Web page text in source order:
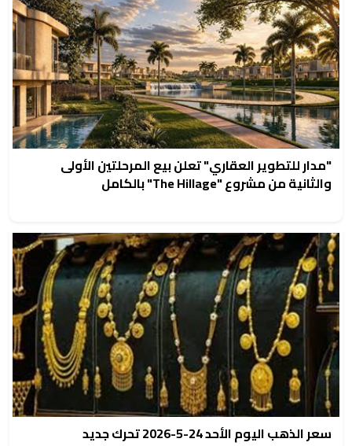
"مدار للتطوير العقاري" تعلن بيع المرحلتين الأولى
والثانية من مشروع "The Hillage" بالكامل
سعر الذهب اليوم الأحد 24-5-2026 تحرك جديد